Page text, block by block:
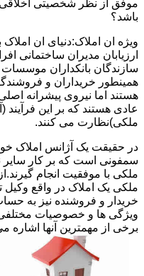
موفق از نظر شخصیتی اخلاقی
باشد؟
ویژه ان املاک:دنیای ان املاک
ارزیابان مدیران ساختمانی
سازندگان بانکداران موسسات
همینطور خریداران و
هستند اما نیروی پیشرانه
عادی هستند که بر این فرآیند
ملکی)نظارت می کنند.
در حقیقت یک آژانس املاک
سمفونی است که بر کار سایر
ملکی با موفقیت انجام
ملکی یک املاک در واقع وکیل
خریدار و فروشنده نیز به
ویژگی ها و خصوصیات
برخی از مهمترین آنها اشاره